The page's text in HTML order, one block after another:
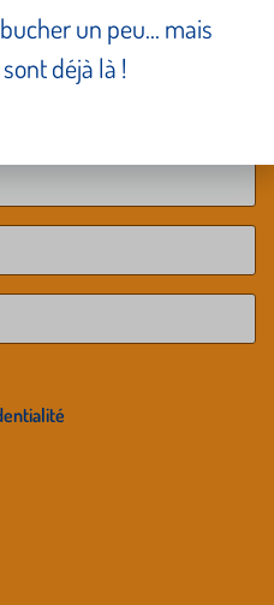
un peu… mais
déjà là !